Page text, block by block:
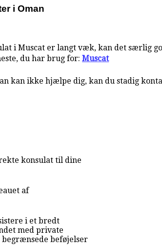
i Oman
i Muscat er langt væk, kan det særlig
du har brug for:Muscat
kan ikke hjælpe dig, kan du stadig
konsulat til dine
af
i et bredt
med private
beføjelser